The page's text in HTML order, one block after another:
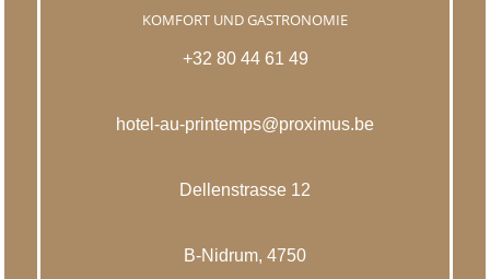
KOMFORT UND GASTRONOMIE
+32 80 44 61 49
hotel-au-printemps@proximus.be
Dellenstrasse 12
B-Nidrum, 4750